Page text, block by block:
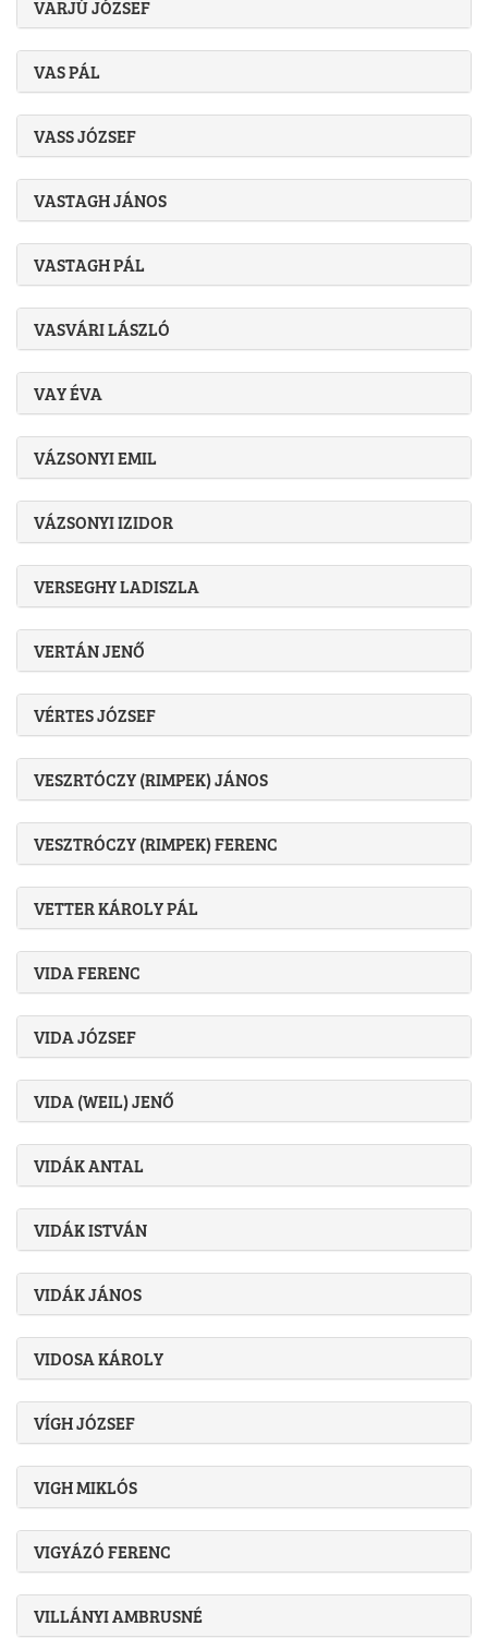
VARJÚ JÓZSEF
VAS PÁL
VASS JÓZSEF
VASTAGH JÁNOS
VASTAGH PÁL
VASVÁRI LÁSZLÓ
VAY ÉVA
VÁZSONYI EMIL
VÁZSONYI IZIDOR
VERSEGHY LADISZLA
VERTÁN JENŐ
VÉRTES JÓZSEF
VESZRTÓCZY (RIMPEK) JÁNOS
VESZTRÓCZY (RIMPEK) FERENC
VETTER KÁROLY PÁL
VIDA FERENC
VIDA JÓZSEF
VIDA (WEIL) JENŐ
VIDÁK ANTAL
VIDÁK ISTVÁN
VIDÁK JÁNOS
VIDOSA KÁROLY
VÍGH JÓZSEF
VIGH MIKLÓS
VIGYÁZÓ FERENC
VILLÁNYI AMBRUSNÉ